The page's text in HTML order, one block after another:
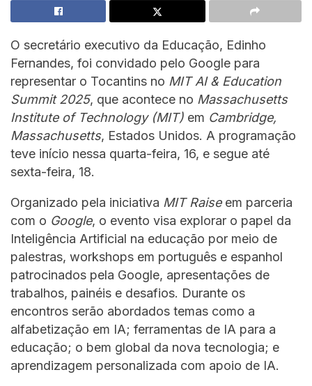
O secretário executivo da Educação, Edinho
Fernandes, foi convidado pelo Google para
representar o Tocantins no MIT AI & Education
Summit 2025, que acontece no Massachusetts
Institute of Technology (MIT) em Cambridge,
Massachusetts, Estados Unidos. A programação
teve início nessa quarta-feira, 16, e segue até
sexta-feira, 18.
Organizado pela iniciativa MIT Raiseem parceria
com o Google, o evento visa explorar o papel da
Inteligência Artificial na educação por meio de
palestras, workshops em português e espanhol
patrocinados pela Google, apresentações de
trabalhos, painéis e desafios. Durante os
encontros serão abordados temas como a
alfabetização em IA; ferramentas de IA para a
educação; o bem global da nova tecnologia; e
aprendizagem personalizada com apoio de IA.